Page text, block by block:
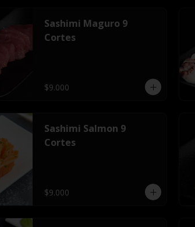
Sashimi Maguro 9
Cortes
$9.000
Sashimi Salmon 9
Cortes
$9.000